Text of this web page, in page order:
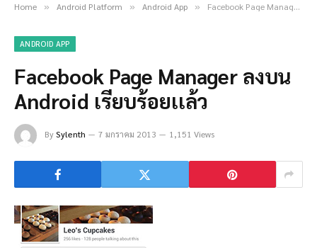
Home » Android Platform » Android App » Facebook Page Manager ลงบน Android เรียบร้อยเเล้ว
ANDROID APP
Facebook Page Manager ลงบน
Android เรียบร้อยเเล้ว
BySylenth 7 มกราคม 2013 1,151 Views